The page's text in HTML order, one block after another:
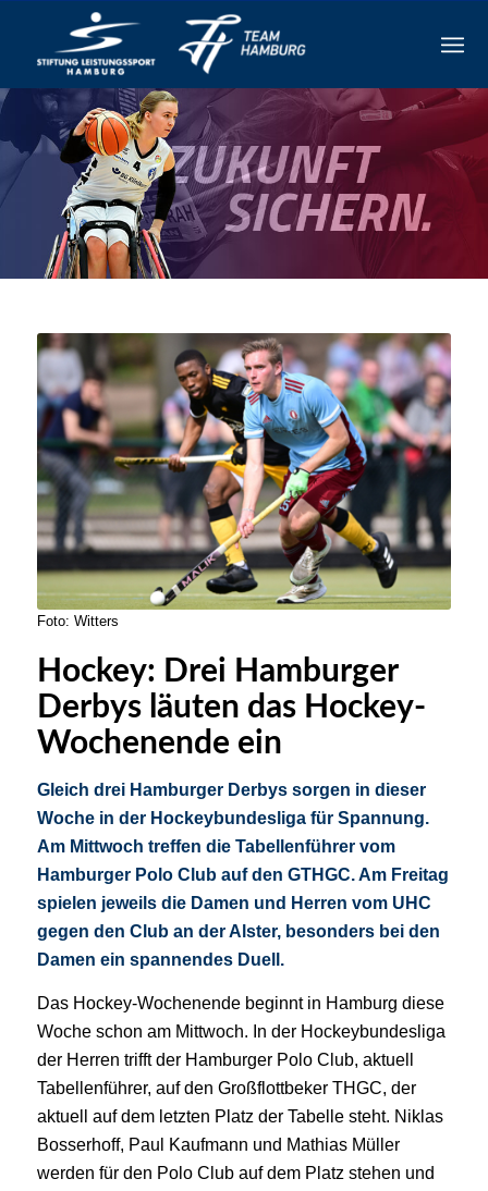
Foto: Witters
Hockey: Drei Hamburger
Derbys läuten das Hockey-
Wochenende ein
Gleich drei Hamburger Derbys sorgen in dieser
Woche in der Hockeybundesliga für Spannung.
Am Mittwoch treffen die Tabellenführer vom
Hamburger Polo Club auf den GTHGC. Am Freitag
spielen jeweils die Damen und Herren vom UHC
gegen den Club an der Alster, besonders bei den
Damen ein spannendes Duell.
Das Hockey-Wochenende beginnt in Hamburg diese
Woche schon am Mittwoch. In der Hockeybundesliga
der Herren trifft der Hamburger Polo Club, aktuell
Tabellenführer, auf den Großflottbeker THGC, der
aktuell auf dem letzten Platz der Tabelle steht. Niklas
Bosserhoff, Paul Kaufmann und Mathias Müller
werden für den Polo Club auf dem Platz stehen und